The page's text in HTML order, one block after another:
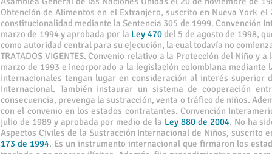
Obtención de Alimentos en el Extranjero, suscrito en Nueva York
constitucionalidad mediante la Sentencia 305 de 1999. Convención
marzo de 1994 y aprobada por la Ley 470del 5 de agosto de 1998,
como autoridad central para su ejecución, la cual todavía no
TRATADOS VIGENTES. Convenio relativo a la Protección del Niño
marzo de 1993 e incorporado a la legislación colombiana mediante
internacionales tengan lugar en consideración al interés
Internacional. También instaurar un sistema de cooperación
consecuencia, prevenga la sustracción, venta o tráfico de niños.
con el convenio en los estados contratantes. Convención
julio de 1989 y aprobada por medio de la Ley 880 de 2004. No ha
Aspectos Civiles de la Sustracción Internacional de Niños,
173 de 1994. Es un instrumento internacional que firmaron los